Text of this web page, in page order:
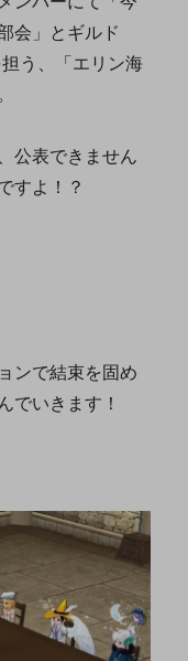
会」とギルド
う、「エリン海
公表できません
すよ！？
ンで結束を固め
でいきます！